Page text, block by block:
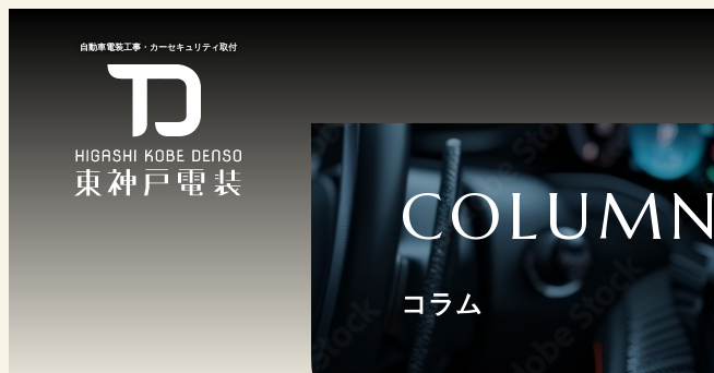
⾃動⾞電装⼯事・ カーセキュリティ取付
COLUMN
コラム